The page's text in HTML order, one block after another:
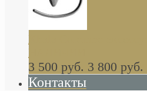
Khala Colombo
НАЛИЧИИ
3 500 руб. 3 800 руб.
Контакты